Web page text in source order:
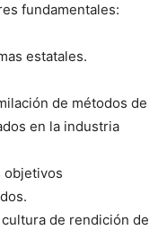
fundamentales:
estatales.
de métodos de
en la industria
objetivos
de rendición de